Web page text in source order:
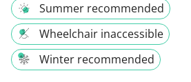
Summer recommended
Wheelchair inaccessible
Winter recommended